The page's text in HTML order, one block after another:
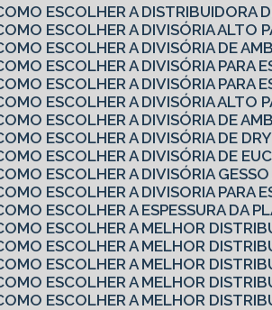
COMO ESCOLHER A DISTRIBUIDORA
COMO ESCOLHER A DIVISÓRIA ALTO
COMO ESCOLHER A DIVISÓRIA DE
COMO ESCOLHER A DIVISÓRIA PARA
COMO ESCOLHER A DIVISÓRIA PARA
COMO ESCOLHER A DIVISÓRIA ALTO
COMO ESCOLHER A DIVISÓRIA DE
COMO ESCOLHER A DIVISÓRIA DE
COMO ESCOLHER A DIVISÓRIA DE
COMO ESCOLHER A DIVISÓRIA
COMO ESCOLHER A DIVISORIA PARA
COMO ESCOLHER A ESPESSURA DA
COMO ESCOLHER A MELHOR
COMO ESCOLHER A MELHOR
COMO ESCOLHER A MELHOR
COMO ESCOLHER A MELHOR
COMO ESCOLHER A MELHOR